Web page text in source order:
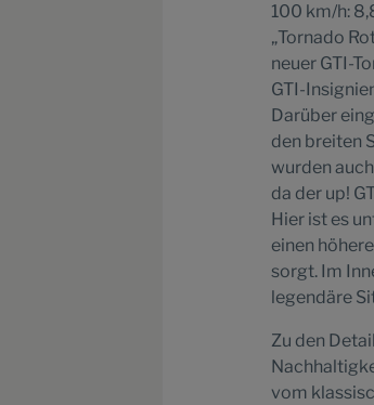
100 km/h:
„Tornado
neuer GTI-
GTI-
Darüber
den breiten
wurden
da der up!
Hier ist es
einen
sorgt. Im
legendäre
Zu den
vom